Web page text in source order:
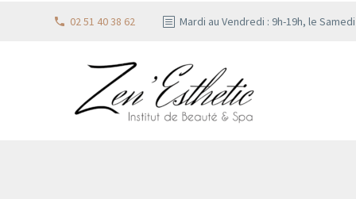
02 51 40 38 62 Mardi au Vendredi : 9h-19h, le